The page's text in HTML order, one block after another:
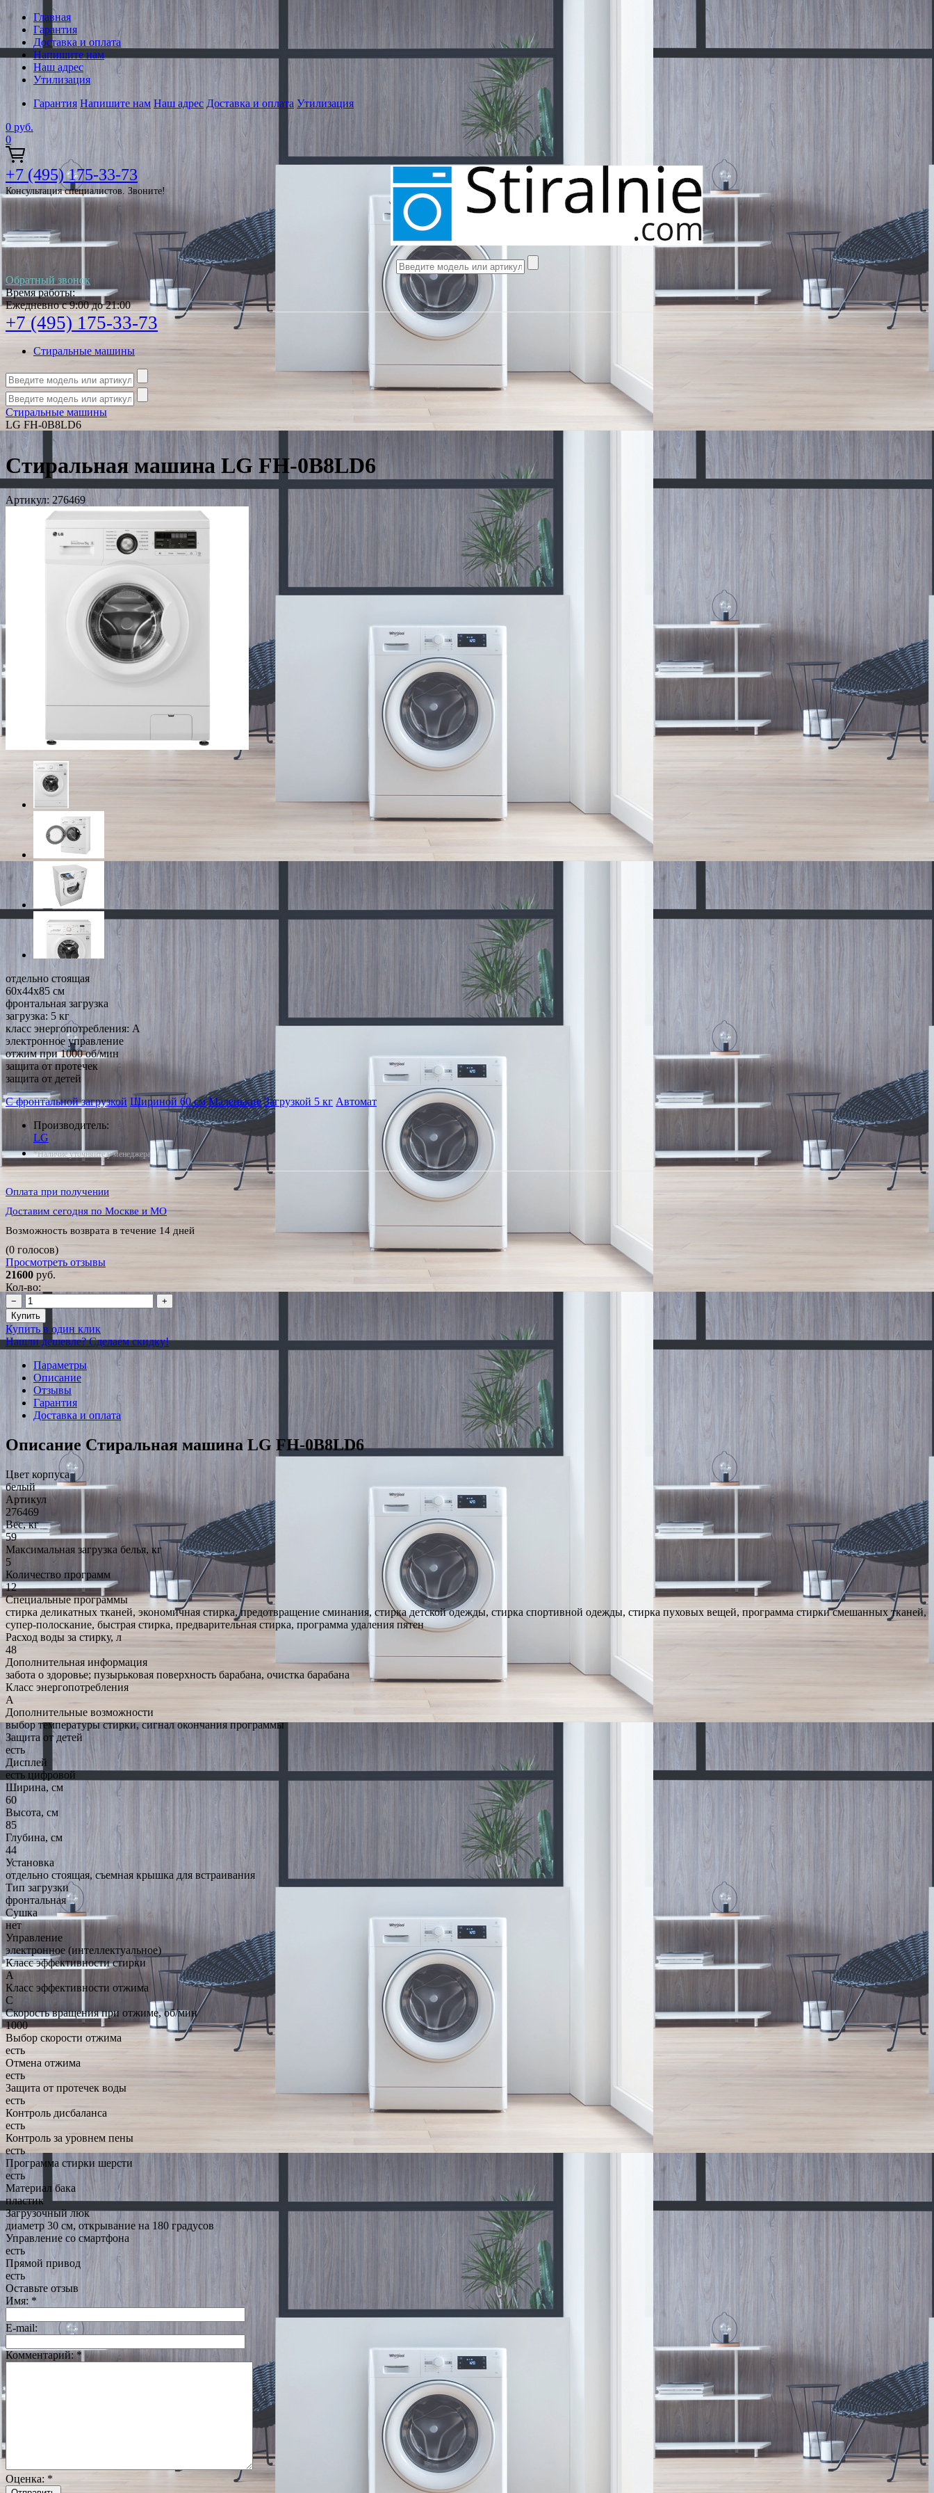
Главная
Гарантия
Доставка и оплата
Напишите нам
Наш адрес
Утилизация
Гарантия Напишите нам Наш адрес Доставка и оплата Утилизация
0 руб.
0
+7 (495) 175-33-73
Консультация специалистов. Звоните!
Обратный звонок
Время работы:
Ежедневно с 9:00 до 21:00
+7 (495) 175-33-73
Стиральные машины
Стиральные машины
LG FH-0B8LD6
Стиральная машина LG FH-0B8LD6
Артикул: 276469
отдельно стоящая
60x44x85 см
фронтальная загрузка
загрузка: 5 кг
класс энергопотребления: A
электронное управление
отжим при 1000 об/мин
защита от протечек
защита от детей
С фронтальной загрузкой Шириной 60 см Маленькие Загрузкой 5 кг Автомат
Производитель:
LG
*Наличие уточняйте у менеджера
Оплата при получении
Доставим сегодня по Москве и МО
Возможность возврата в течение 14 дней
(0 голосов)
Просмотреть отзывы
21600 руб.
Кол-во:
−
+
Купить
Купить в один клик
Нашли дешевле? Сделаем скидку!
Параметры
Описание
Отзывы
Гарантия
Доставка и оплата
Описание Стиральная машина LG FH-0B8LD6
Цвет корпуса
белый
Артикул
276469
Вес, кг
59
Максимальная загрузка белья, кг
5
Количество программ
12
Специальные программы
стирка деликатных тканей, экономичная стирка, предотвращение сминания, стирка детской одежды, стирка спортивной одежды, стирка пуховых вещей, программа стирки смешанных тканей,
супер-полоскание, быстрая стирка, предварительная стирка, программа удаления пятен
Расход воды за стирку, л
48
Дополнительная информация
забота о здоровье; пузырьковая поверхность барабана, очистка барабана
Класс энергопотребления
A
Дополнительные возможности
выбор температуры стирки, сигнал окончания программы
Защита от детей
есть
Дисплей
есть цифровой
Ширина, см
60
Высота, см
85
Глубина, см
44
Установка
отдельно стоящая, съемная крышка для встраивания
Тип загрузки
фронтальная
Сушка
нет
Управление
электронное (интеллектуальное)
Класс эффективности стирки
A
Класс эффективности отжима
C
Скорость вращения при отжиме, об/мин
1000
Выбор скорости отжима
есть
Отмена отжима
есть
Защита от протечек воды
есть
Контроль дисбаланса
есть
Контроль за уровнем пены
есть
Программа стирки шерсти
есть
Материал бака
пластик
Загрузочный люк
диаметр 30 см, открывание на 180 градусов
Управление со смартфона
есть
Прямой привод
есть
Оставьте отзыв
Имя: *
E-mail:
Комментарий:*
Оценка: *